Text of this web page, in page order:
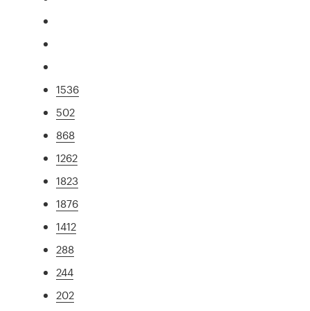
1536
502
868
1262
1823
1876
1412
288
244
202